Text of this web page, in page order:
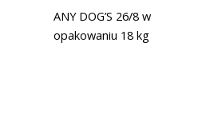
ANY DOG’S 26/8 w
opakowaniu 18 kg